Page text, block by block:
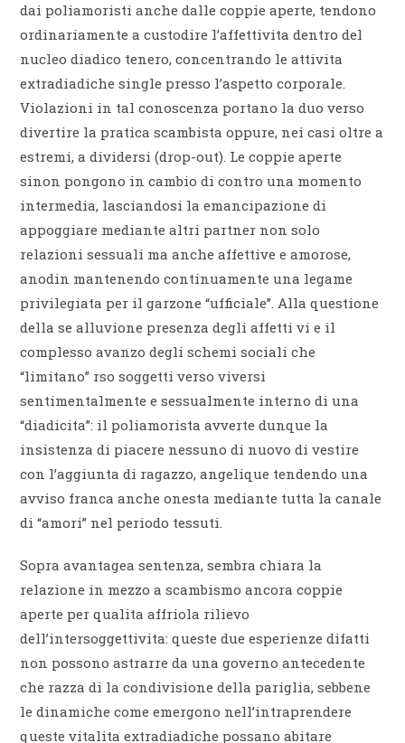
dai poliamoristi anche dalle coppie aperte, tendono
ordinariamente a custodire l’affettivita dentro del
nucleo diadico tenero, concentrando le attivita
extradiadiche single presso l’aspetto corporale.
Violazioni in tal conoscenza portano la duo verso
divertire la pratica scambista oppure, nei casi oltre a
estremi, a dividersi (drop-out). Le coppie aperte
sinon pongono in cambio di contro una momento
intermedia, lasciandosi la emancipazione di
appoggiare mediante altri partner non solo
relazioni sessuali ma anche affettive e amorose,
anodin mantenendo continuamente una legame
privilegiata per il garzone “ufficiale”. Alla questione
della se alluvione presenza degli affetti vi e il
complesso avanzo degli schemi sociali che
“limitano” rso soggetti verso viversi
sentimentalmente e sessualmente interno di una
“diadicita”: il poliamorista avverte dunque la
insistenza di piacere nessuno di nuovo di vestire
con l’aggiunta di ragazzo, angelique tendendo una
avviso franca anche onesta mediante tutta la canale
di “amori” nel periodo tessuti.
Sopra avantagea sentenza, sembra chiara la
relazione in mezzo a scambismo ancora coppie
aperte per qualita affriola rilievo
dell’intersoggettivita: queste due esperienze difatti
non possono astrarre da una governo antecedente
che razza di la condivisione della pariglia, sebbene
le dinamiche come emergono nell’intraprendere
queste vitalita extradiadiche possano abitare